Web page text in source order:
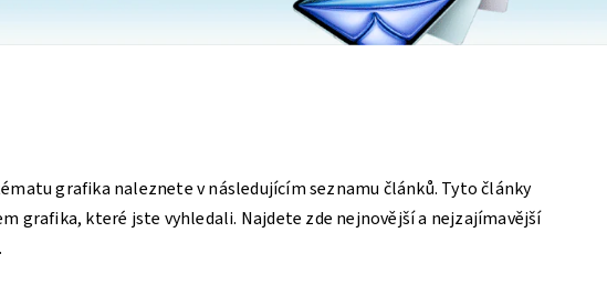
grafika naleznete v následujícím seznamu článků. Tyto články
grafika, které jste vyhledali. Najdete zde nejnovější a nejzajímavější